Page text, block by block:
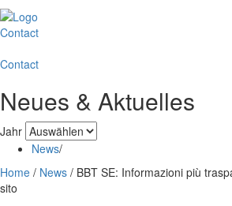
Contact
Contact
Neues & Aktuelles
Jahr
News/
Home / News / BBT SE: Informazioni più
sito